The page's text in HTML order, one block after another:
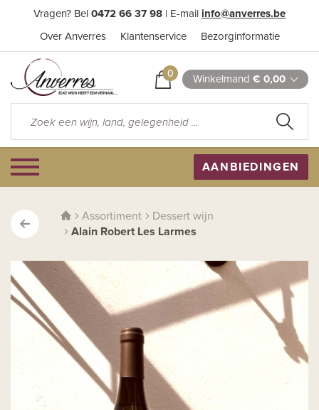
Vragen? Bel 0472 66 37 98 | E-mail info@anverres.be
Over Anverres Klantenservice Bezorginformatie
0 Winkelmand € 0,00
AANBIEDINGEN
Assortiment
Dessert wijn
Alain Robert Les Larmes